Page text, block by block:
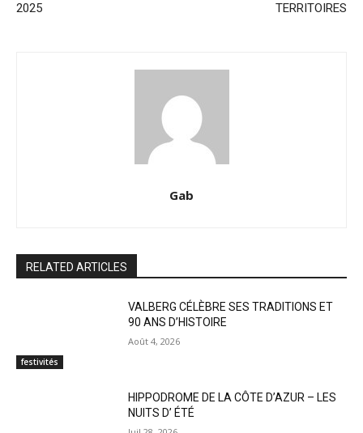
2025
TERRITOIRES
Gab
RELATED ARTICLES
festivités
VALBERG CÉLÈBRE SES TRADITIONS ET
90 ANS D’HISTOIRE
Août 4, 2026
HIPPODROME DE LA CÔTE D’AZUR – LES
NUITS D’ ÉTÉ